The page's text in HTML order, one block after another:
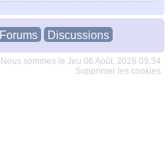
Forums Discussions
Nous sommes le Jeu 06 Août, 2026 09:34
Supprimer les cookies